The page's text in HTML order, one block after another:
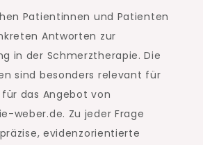
Patientinnen und Patienten
Antworten zur
in der Schmerztherapie. Die
sind besonders relevant für
das Angebot von
weber.de. Zu jeder Frage
evidenzorientierte